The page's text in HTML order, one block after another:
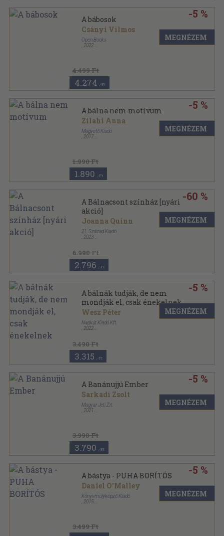
A bábosok
Csányi Vilmos
Open Books
2022
4.499 Ft
-5 %
4.274 ,-Ft
MEGNÉZEM
A bálna nem motívum
Zilahi Anna
Magvető Kiadó
2017
1.990 Ft
-5 %
1.890 ,-Ft
MEGNÉZEM
A Bálnacsont színház [nyári
akció]
Joanna Quinn
21. Század Kiadó
2023
6.990 Ft
-60 %
2.796 ,-Ft
MEGNÉZEM
A bálnák tudják, de nem
mondják el, csak énekelnek
Wesz Péter
Napkút Kiadó Kft.
2022
3.490 Ft
-5 %
3.315 ,-Ft
MEGNÉZEM
A Banánujjú Ember
Sarkadi Zsolt
Magyar Jeti Zrt.
2021
3.990 Ft
-5 %
3.790 ,-Ft
MEGNÉZEM
A bástya - PUHA BORÍTÓS
Daniel O'Malley
Könyvmolyképző Kiadó
2015
3.499 Ft
-5 %
MEGNÉZEM